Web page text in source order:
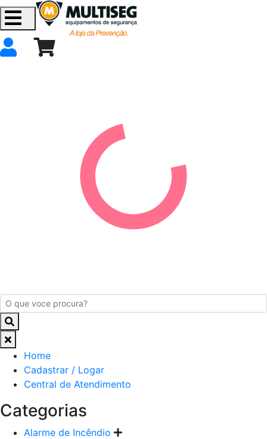
Home
Cadastrar / Logar
Central de Atendimento
Categorias
Alarme de Incêndio